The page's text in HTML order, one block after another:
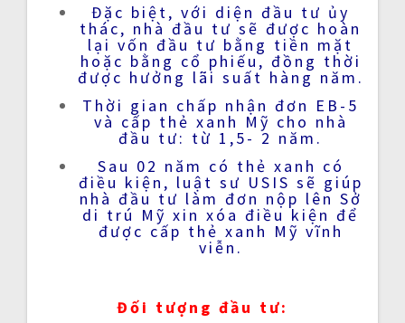
Đặc biệt, với diện đầu tư ủy
thác, nhà đầu tư sẽ được hoàn
lại vốn đầu tư bằng tiền mặt
hoặc bằng cổ phiếu, đồng thời
được hưởng lãi suất hàng năm.
Thời gian chấp nhận đơn EB-5
và cấp thẻ xanh Mỹ cho nhà
đầu tư: từ 1,5- 2 năm.
Sau 02 năm có thẻ xanh có
điều kiện, luật sư USIS sẽ giúp
nhà đầu tư làm đơn nộp lên Sở
di trú Mỹ xin xóa điều kiện để
được cấp thẻ xanh Mỹ vĩnh
viễn.
Đối tượng đầu tư: